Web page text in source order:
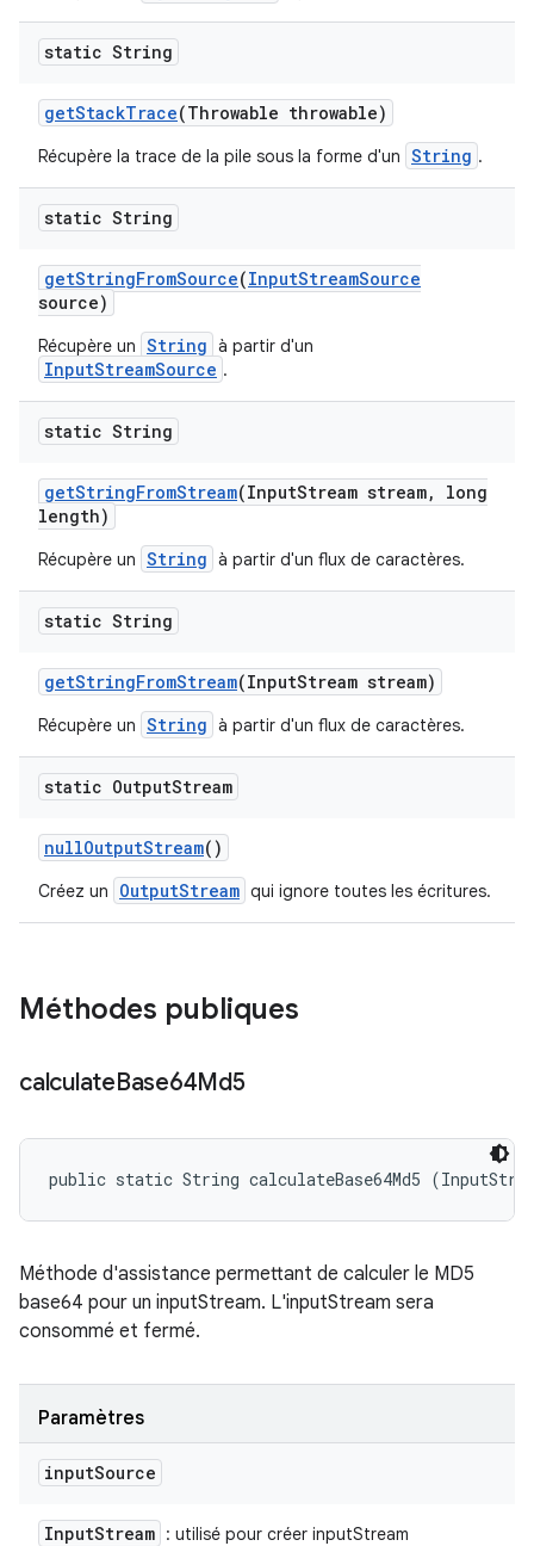
static String
getStackTrace(Throwable throwable)
Récupère la trace de la pile sous la forme d'un String .
static String
getStringFromSource(InputStreamSource
source)
Récupère un String à partir d'un
InputStreamSource .
static String
getStringFromStream(InputStream stream,
long
length)
Récupère un String à partir d'un flux de caractères.
static String
getStringFromStream(InputStream stream)
Récupère un String à partir d'un flux de caractères.
static OutputStream
nullOutputStream()
Créez un OutputStream qui ignore toutes les écritures.
Méthodes publiques
calculateBase64Md5
public static String calculateBase64Md5
Méthode d'assistance permettant de calculer le MD5
base64 pour un inputStream. L'inputStream sera
consommé et fermé.
Paramètres
inputSource
InputStream : utilisé pour créer inputStream